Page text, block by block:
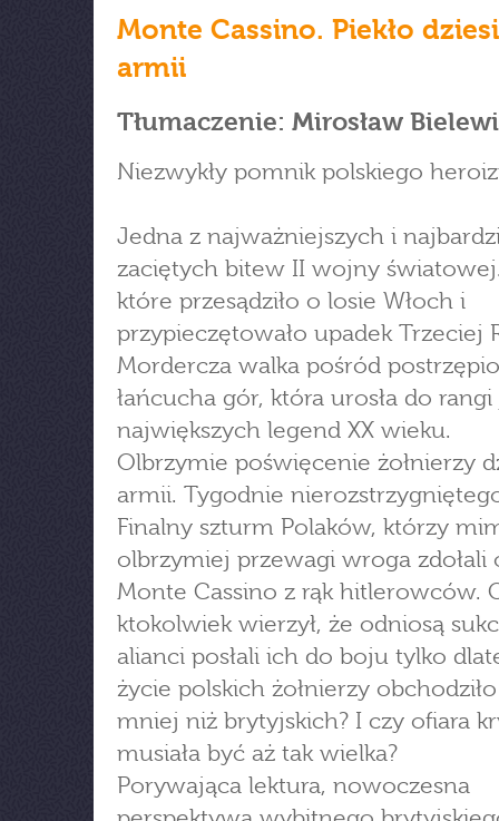
Monte Cassino. Piekło
armii
Tłumaczenie: Mirosław
Niezwykły pomnik polskiego
Jedna z najważniejszych i
zaciętych bitew II wojny
które przesądziło o losie Włoch i
przypieczętowało upadek Trzeciej
Mordercza walka pośród
łańcucha gór, która urosła do
największych legend XX wieku.
Olbrzymie poświęcenie żołnierzy
armii. Tygodnie
Finalny szturm Polaków, którzy
olbrzymiej przewagi wroga zdołali
Monte Cassino z rąk hitlerowców.
ktokolwiek wierzył, że odniosą
alianci posłali ich do boju tylko
życie polskich żołnierzy
mniej niż brytyjskich? I czy ofiara
musiała być aż tak wielka?
Porywająca lektura, nowoczesna